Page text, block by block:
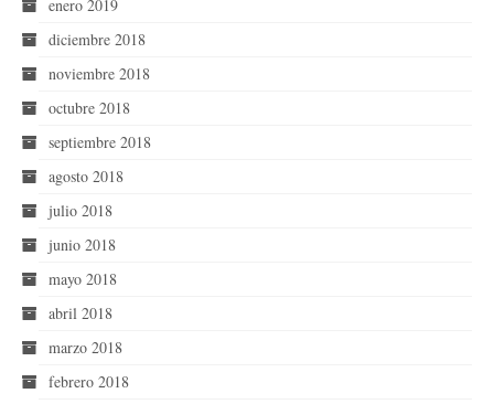
enero 2019
diciembre 2018
noviembre 2018
octubre 2018
septiembre 2018
agosto 2018
julio 2018
junio 2018
mayo 2018
abril 2018
marzo 2018
febrero 2018